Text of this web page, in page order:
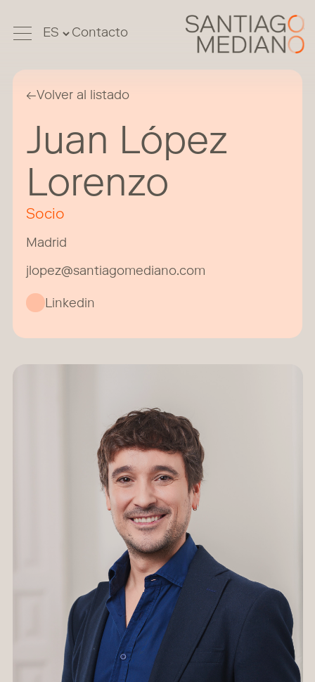
Contacto
←Volver al listado
Socio
Madrid
jlopez@santiagomediano.com
Linkedin
Juan López
Lorenzo